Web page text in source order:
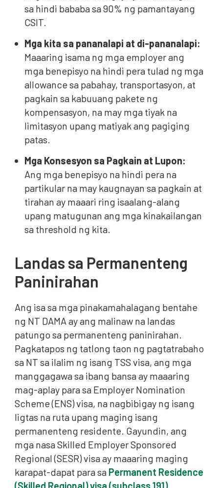
sa hindi bababa sa 90% ng pamantayang
CSIT.
Mga kita sa pananalapi at di-pananalapi:
Maaaring isama ng mga employer ang
mga benepisyo na hindi pera tulad ng mga
allowance sa pabahay, transportasyon, at
pagkain sa kabuuang pakete ng
kompensasyon, na may mga tiyak na
limitasyon upang matiyak ang pagiging
patas.
Mga Konsesyon sa Pagkain at Lupon:
Ang mga benepisyo na hindi pera na
partikular na may kaugnayan sa pagkain at
tirahan ay maaari ring isaalang-alang
upang matugunan ang mga kinakailangan
sa threshold ng kita.
Landas sa Permanenteng
Paninirahan
Ang isa sa mga pinakamahalagang bentahe
ng NT DAMA ay ang malinaw na landas
patungo sa permanenteng paninirahan.
Pagkatapos ng tatlong taon ng pagtatrabaho
sa NT sa ilalim ng isang TSS visa, ang mga
manggagawa sa ibang bansa ay maaaring
mag-aplay para sa Employer Nomination
Scheme (ENS) visa, na nagbibigay ng isang
ligtas na ruta upang maging isang
permanenteng residente. Gayundin, ang
mga nasa Skilled Employer Sponsored
Regional (SESR) visa ay maaaring maging
karapat-dapat para sa Permanent Residence
(Skilled Regional) visa (subclass 191)